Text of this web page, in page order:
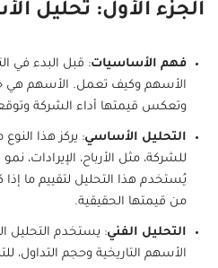
الجزء الأول: تحليل
فهم الأساسيات: قبل البدء في
الأسهم وكيف تعمل. الأسهم
وتعكس قيمتها أداء الشركة
التحليل الأساسي: يركز هذا النوع
للشركة، مثل الأرباح، الإيرادات،
يُستخدم هذا التحليل لتقييم ما
من قيمتها الحقيقية.
التحليل الفني: يستخدم التحليل
الأسهم التاريخية وحجم التداول،